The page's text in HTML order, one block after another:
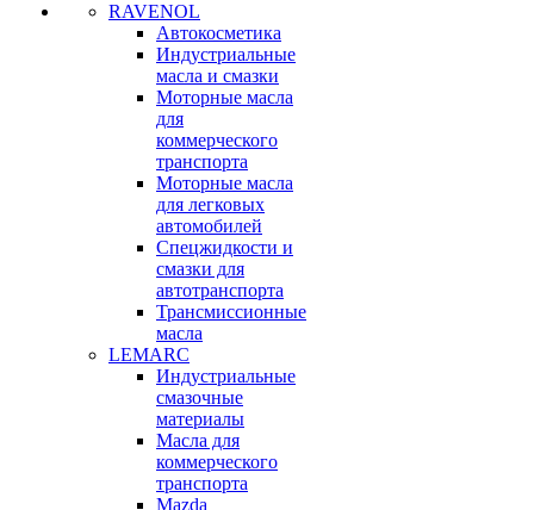
RAVENOL
Автокосметика
Индустриальные
масла и смазки
Моторные масла
для
коммерческого
транспорта
Моторные масла
для легковых
автомобилей
Спецжидкости и
смазки для
автотранспорта
Трансмиссионные
масла
LEMARC
Индустриальные
смазочные
материалы
Масла для
коммерческого
транспорта
Mazda